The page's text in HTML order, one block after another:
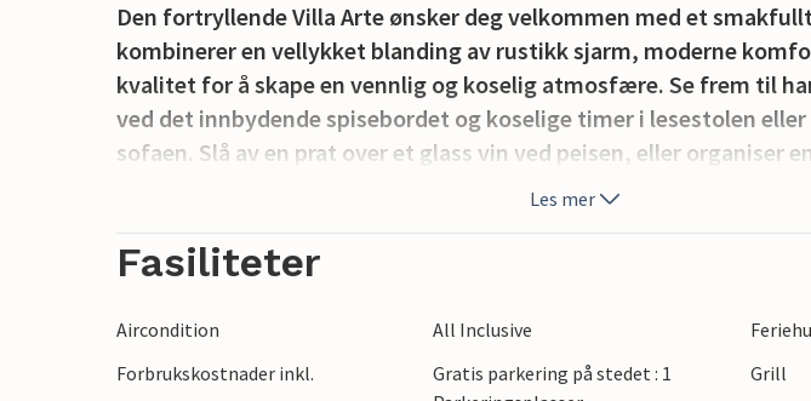
Den fortryllende Villa Arte ønsker deg velkommen med et
kombinerer en vellykket blanding av rustikk sjarm, moderne
kvalitet for å skape en vennlig og koselig atmosfære. Se frem til
ved det innbydende spisebordet og koselige timer i lesestolen
sofaen. Slå av en prat over et glass vin ved peisen, eller organiser
atmosfæren mens du soler deg i timevis. Takket være den
feir tiden sammen med delikatesser fra grillen.
Spaser gjennom de trange gatene i gamlebyen i Stari Grad, og smak
Les mer
Fasiliteter
Aircondition All Inclusive
Forbrukskostnader inkl.
Gratis parkering på stedet : 1
Grill